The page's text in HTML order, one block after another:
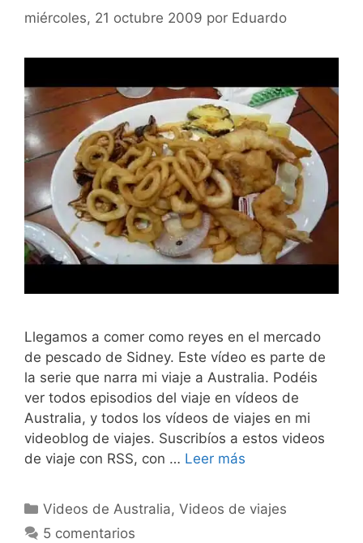
miércoles, 21 octubre 2009 por Eduardo
Llegamos a comer como reyes en el mercado
de pescado de Sidney. Este vídeo es parte de
la serie que narra mi viaje a Australia. Podéis
ver todos episodios del viaje en vídeos de
Australia, y todos los vídeos de viajes en mi
videoblog de viajes. Suscribíos a estos videos
de viaje con RSS, con … Leer más
Categorías
Videos de Australia,Videos de viajes
5 comentarios